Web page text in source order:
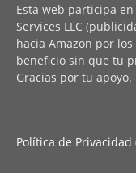
Esta web participa
Services LLC
hacia Amazon por
beneficio sin que tu
Gracias por tu apoyo.
Política de Privacidad